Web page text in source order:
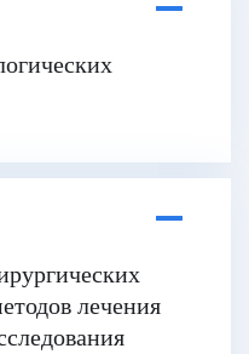
лечения